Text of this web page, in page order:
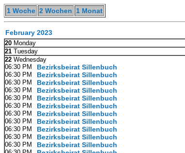
1 Woche 2 Wochen 1 Monat
February 2023
20 Monday
21 Tuesday
22 Wednesday
06:30 PM
Bezirksbeirat Sillenbuch
06:30 PM Bezirksbeirat Sillenbuch
06:30 PM Bezirksbeirat Sillenbuch
06:30 PM Bezirksbeirat Sillenbuch
06:30 PM Bezirksbeirat Sillenbuch
06:30 PM Bezirksbeirat Sillenbuch
06:30 PM Bezirksbeirat Sillenbuch
06:30 PM Bezirksbeirat Sillenbuch
06:30 PM Bezirksbeirat Sillenbuch
06:30 PM Bezirksbeirat Sillenbuch
06:30 PM Bezirksbeirat Sillenbuch